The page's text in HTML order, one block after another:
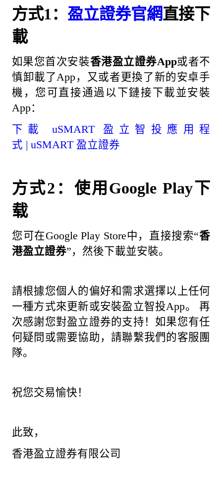
方式1： 盈立證券官網直接下
載
如果您首次安裝香港盈立證券App或者不
慎卸載了App，又或者更換了新的安卓手
機，您可直接通過以下鏈接下載並安裝
App：
下載
uSMART 盈立智投應用程
式 | uSMART 盈立證券
方式2：使用Google Play下
载
您可在Google Play Store中，直接搜索“香
港盈立證券”，然後下載並安裝。
請根據您個人的偏好和需求選擇以上任何
一種方式來更新或安裝盈立智投App。 再
次感謝您對盈立證券的支持！如果您有任
何疑問或需要協助，請聯繫我們的客服團
隊。
祝您交易愉快！
此致，
香港盈立證券有限公司